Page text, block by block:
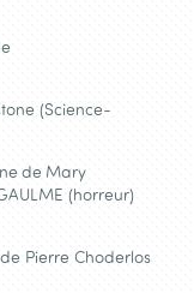
(Science-
de Mary
(horreur)
Pierre Choderlos